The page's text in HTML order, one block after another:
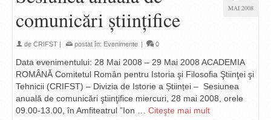
MAI 2008
comunicări ştiinţifice
de CRIFST | postat în: Evenimente | 0
Data evenimentului: 28 Mai 2008 – 29 Mai 2008 ACADEMIA
ROMÂNĂ Comitetul Român pentru Istoria şi Filosofia Ştiinţei şi
Tehnicii (CRIFST) – Divizia de Istorie a Științei – Sesiunea
anuală de comunicări ştiinţifice miercuri, 28 mai 2008, orele
09.00-13.00, în Amfiteatrul ”Ion … Citeşte mai mult